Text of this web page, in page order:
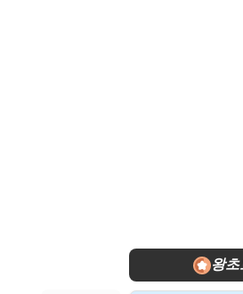
왕초